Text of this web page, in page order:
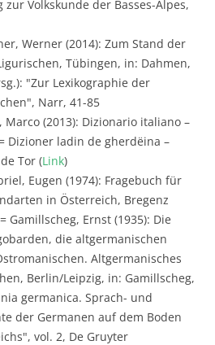
zur Volkskunde der Basses-Alpes,
Werner (2014): Zum Stand der
Tübingen, in: Dahmen,
"Zur Lexikographie der
Narr, 41-85
Marco (2013): Dizionario italiano –
Dizioner ladin de gherdëina –
Tor (Link)
Eugen (1974): Fragebuch für
in Österreich, Bregenz
= Gamillscheg, Ernst (1935): Die
die altgermanischen
Altgermanisches
Berlin/Leipzig, in: Gamillscheg,
germanica. Sprach- und
der Germanen auf dem Boden
vol. 2, De Gruyter